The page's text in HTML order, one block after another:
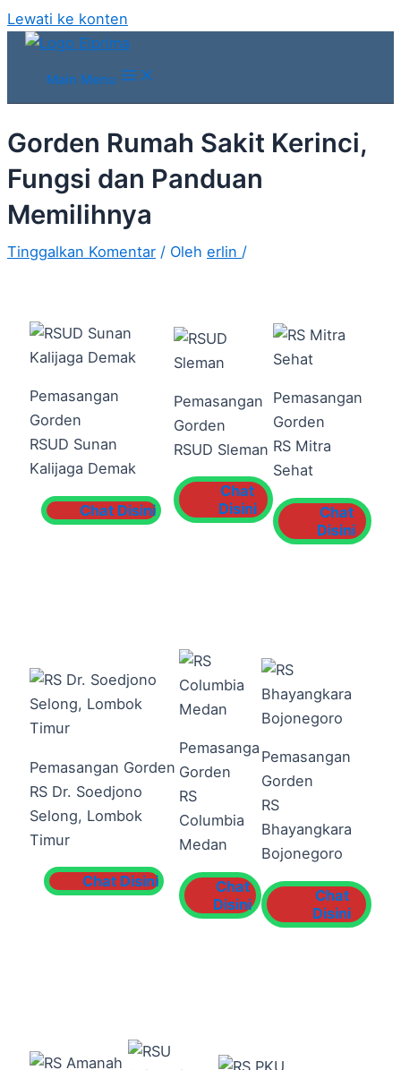
Lewati ke konten
Main Menu
Gorden Rumah Sakit Kerinci,
Fungsi dan Panduan
Memilihnya
Tinggalkan Komentar / Oleh erlin /
Pemasangan
Gorden
RSUD Sunan
Kalijaga Demak
Chat Disini
Pemasangan
Gorden
RSUD Sleman
Chat
Disini
Pemasangan
Gorden
RS Mitra
Sehat
Chat
Disini
Pemasangan Gorden
RS Dr. Soedjono
Selong, Lombok
Timur
Chat Disini
Pemasanga
Gorden
RS
Columbia
Medan
Chat
Disini
Pemasangan
Gorden
RS
Bhayangkara
Bojonegoro
Chat
Disini